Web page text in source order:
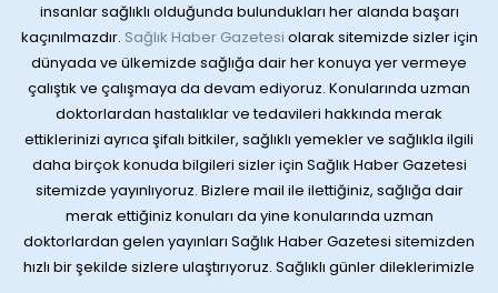
insanlar sağlıklı olduğunda bulundukları her alanda başarı
kaçınılmazdır. Sağlık Haber Gazetesi olarak sitemizde sizler için
dünyada ve ülkemizde sağlığa dair her konuya yer vermeye
çalıştık ve çalışmaya da devam ediyoruz. Konularında uzman
doktorlardan hastalıklar ve tedavileri hakkında merak
ettiklerinizi ayrıca şifalı bitkiler, sağlıklı yemekler ve sağlıkla ilgili
daha birçok konuda bilgileri sizler için Sağlık Haber Gazetesi
sitemizde yayınlıyoruz. Bizlere mail ile ilettiğiniz, sağlığa dair
merak ettiğiniz konuları da yine konularında uzman
doktorlardan gelen yayınları Sağlık Haber Gazetesi sitemizden
hızlı bir şekilde sizlere ulaştırıyoruz. Sağlıklı günler dileklerimizle